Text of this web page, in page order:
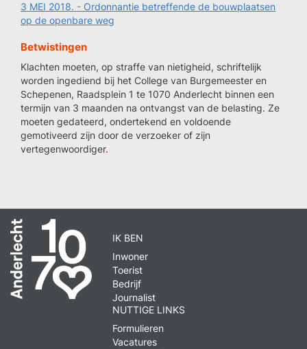
3 MEI 2018. - Ordonnantie betreffende de bouwplaatsen
op de openbare weg
Betwistingen
Klachten moeten, op straffe van nietigheid, schriftelijk
worden ingediend bij het College van Burgemeester en
Schepenen, Raadsplein 1 te 1070 Anderlecht binnen een
termijn van 3 maanden na ontvangst van de belasting. Ze
moeten gedateerd, ondertekend en voldoende
gemotiveerd zijn door de verzoeker of zijn
vertegenwoordiger.
IK BEN
Inwoner
Toerist
Bedrijf
Journalist
NUTTIGE LINKS
Formulieren
Vacatures